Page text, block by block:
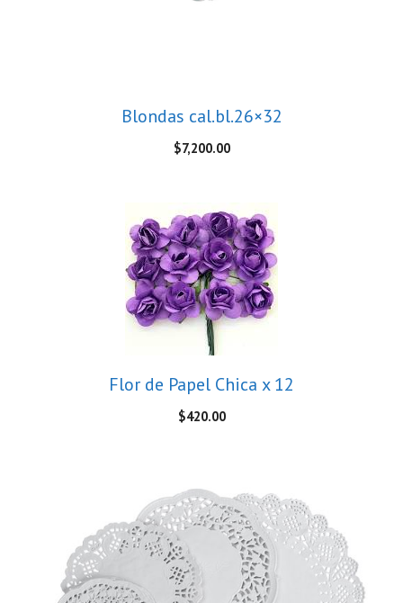
Blondas cal.bl.26×32
$7,200.00
Flor de Papel Chica x 12
$420.00